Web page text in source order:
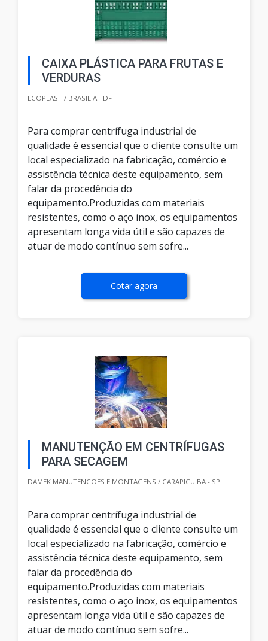
CAIXA PLÁSTICA PARA FRUTAS E
VERDURAS
ECOPLAST / BRASILIA - DF
Para comprar centrífuga industrial de
qualidade é essencial que o cliente consulte um
local especializado na fabricação, comércio e
assistência técnica deste equipamento, sem
falar da procedência do
equipamento.Produzidas com materiais
resistentes, como o aço inox, os equipamentos
apresentam longa vida útil e são capazes de
atuar de modo contínuo sem sofre...
Cotar agora
MANUTENÇÃO EM CENTRÍFUGAS
PARA SECAGEM
DAMEK MANUTENCOES E MONTAGENS / CARAPICUIBA - SP
Para comprar centrífuga industrial de
qualidade é essencial que o cliente consulte um
local especializado na fabricação, comércio e
assistência técnica deste equipamento, sem
falar da procedência do
equipamento.Produzidas com materiais
resistentes, como o aço inox, os equipamentos
apresentam longa vida útil e são capazes de
atuar de modo contínuo sem sofre...